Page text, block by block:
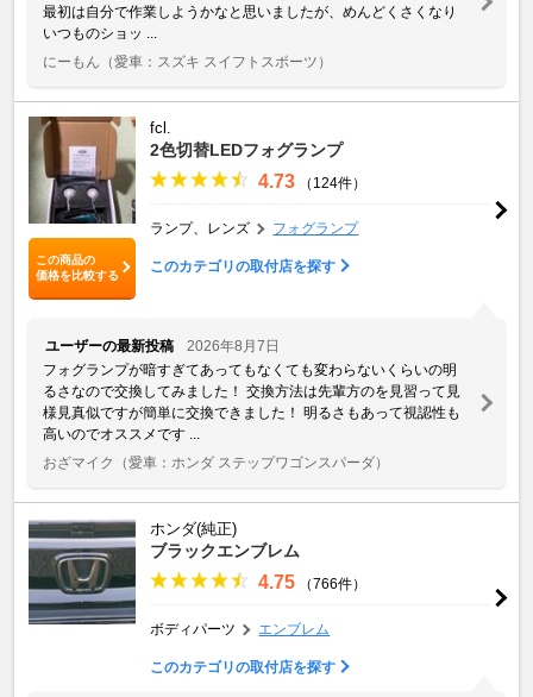
最初は自分で作業しようかなと思いましたが、めんどくさくなり
いつものショッ ...
にーもん （愛車：スズキ スイフトスポーツ）
この商品の
価格を比較する
fcl.
2色切替LEDフォグランプ
4.73 （124件）
ランプ、レンズ フォグランプ
このカテゴリの取付店を探す
ユーザーの最新投稿
2026年8月7日
フォグランプが暗すぎてあってもなくても変わらないくらいの明
るさなので交換してみました！ 交換方法は先輩方のを見習って見
様見真似ですが簡単に交換できました！ 明るさもあって視認性も
高いのでオススメです ...
おざマイク
（愛車：ホンダ ステップワゴンスパーダ）
ホンダ(純正)
ブラックエンブレム
4.75 （766件）
ボディパーツ エンブレム
このカテゴリの取付店を探す